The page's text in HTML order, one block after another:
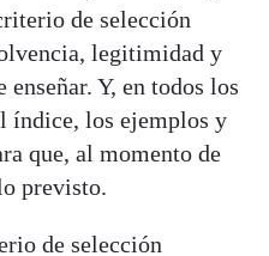
de selección
legitimidad y
Y, en todos los
índice, los ejemplos y
que, al momento de
previsto.
de selección